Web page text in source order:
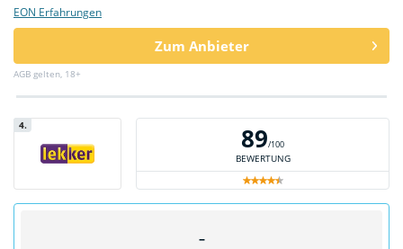
EON Erfahrungen
Zum Anbieter
AGB gelten, 18+
4. 89/100
BEWERTUNG
–